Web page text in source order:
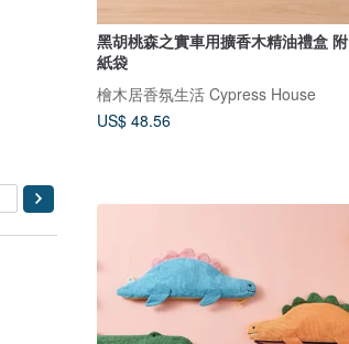
黑胡桃森之實車用擴香木精油禮盒 附
紙袋
檜木居香氛生活 Cypress House
US$ 48.56